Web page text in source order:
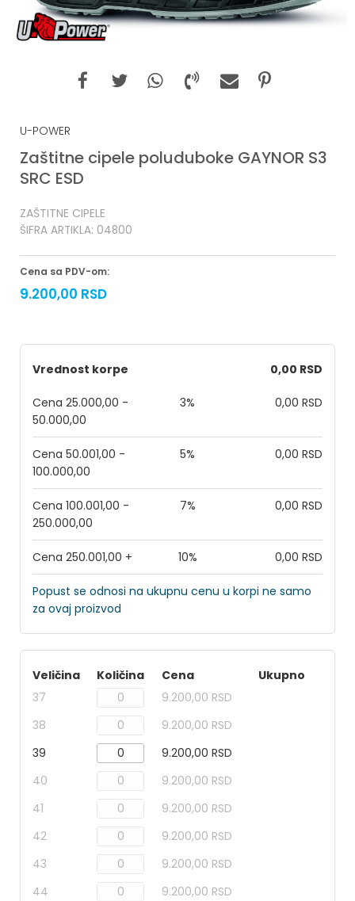
U-POWER
Zaštitne cipele poluduboke GAYNOR S3
SRC ESD
ZAŠTITNE CIPELE
ŠIFRA ARTIKLA: 04800
Cena sa PDV-om:
9.200,00 RSD
Vrednost korpe 0,00 RSD
Cena 25.000,00 -
50.000,00
3% 0,00 RSD
Cena 50.001,00 -
100.000,00
5% 0,00 RSD
Cena 100.001,00 -
250.000,00
7% 0,00 RSD
Cena 250.001,00 + 10% 0,00 RSD
Popust se odnosi na ukupnu cenu u korpi ne samo
za ovaj proizvod
Veličina Količina Cena
Ukupno
37
9.200,00 RSD
38
9.200,00 RSD
39
9.200,00 RSD
40
9.200,00 RSD
41
9.200,00 RSD
42
9.200,00 RSD
43
9.200,00 RSD
44
9.200,00 RSD